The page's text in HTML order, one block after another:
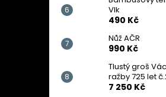
Vlk
490 Kč
Nůž AČR
990 Kč
Tlustý groš
ražby 725 let
7 250 Kč